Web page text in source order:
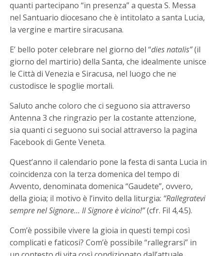
quanti partecipano “in presenza” a questa S. Messa
nel Santuario diocesano che è intitolato a santa Lucia,
la vergine e martire siracusana.
E’ bello poter celebrare nel giorno del “dies natalis”(il
giorno del martirio) della Santa, che idealmente unisce
le Città di Venezia e Siracusa, nel luogo che ne
custodisce le spoglie mortali.
Saluto anche coloro che ci seguono sia attraverso
Antenna 3 che ringrazio per la costante attenzione,
sia quanti ci seguono sui social attraverso la pagina
Facebook di Gente Veneta.
Quest’anno il calendario pone la festa di santa Lucia in
coincidenza con la terza domenica del tempo di
Avvento, denominata domenica “Gaudete”, ovvero,
della gioia; il motivo è l’invito della liturgia: “Rallegratevi
sempre nel Signore… Il Signore è vicino!”(cfr. Fil 4,4.5).
Com’è possibile vivere la gioia in questi tempi così
complicati e faticosi? Com’è possibile “rallegrarsi” in